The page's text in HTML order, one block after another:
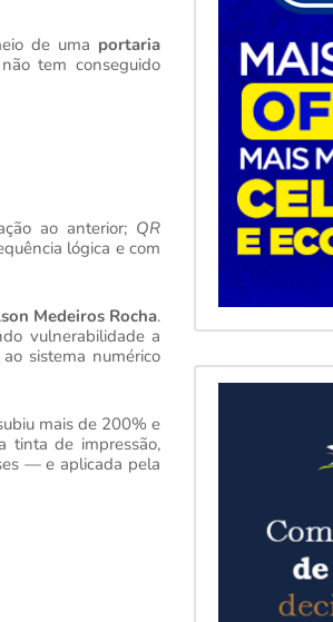
de uma portaria
tem conseguido
ao anterior; QR
lógica e com
Medeiros Rocha.
vulnerabilidade a
sistema numérico
mais de 200% e
tinta de impressão,
— e aplicada pela